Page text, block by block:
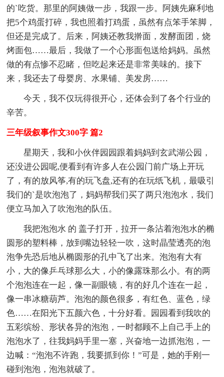
的`吃货。那里的阿姨做一步，我跟一步。阿姨先麻利地
把5个鸡蛋打碎，我也照着打鸡蛋，虽然有点笨手笨脚，
但还是完成了。后来，阿姨还教我擀面，发酵面团，烧
烤面包……最后，我做了一个心形面包送给妈妈。虽然
做的有点惨不忍睹，但吃起来还是非常美味的。接下
来，我还去了母婴房、水果铺、美发房……
今天，我不仅玩得很开心，还体会到了各个行业的
辛苦。
三年级叙事作文300字 篇2
星期天，我和小伙伴园园跟着妈妈到玄武湖公园，
还没进公园呢,便看到有许多人在公园门前广场上开玩
了，有的放风筝,有的玩飞盘,还有的在玩纸飞机，最吸引
我们的`是吹泡泡了，妈妈帮我们买了两只泡泡水，我们
便立马加入了吹泡泡的队伍。
我把泡泡水 的 盖子打开，拉开一条沾着泡泡水的椭
圆形的塑料棒，放到嘴边轻轻一吹，这时晶莹透亮的泡
泡争先恐后地从椭圆形的孔中飞了出来。泡泡有大有
小，大的像乒乓球那么大，小的像露珠那么小。有的两
个泡泡连在一起，像一副眼镜，有的好几个连在一起，
像一串冰糖葫芦。泡泡的颜色很多，有红色、蓝色，绿
色……在阳光下五颜六色，十分好看。园园看到我吹的
五彩缤纷、形状各异的泡泡，一时都顾不上自己手上的
泡泡水了，往我妈妈手里一塞，兴奋地一边抓泡泡，一
边喊：“泡泡不许跑，我要抓到你！”可是，她的手刚一
碰到泡泡，泡泡就破了。